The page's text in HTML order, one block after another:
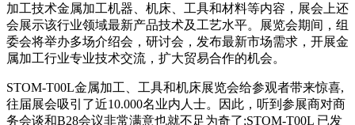
加工技术金属加工机器、机床、工具和材料等内容，展会上还
会展示该行业领域最新产品技术及工艺水平。展览会期间，组
委会将举办多场介绍会，研讨会，发布最新市场需求，开展金
属加工行业专业技术交流，扩大贸易合作的机会。
STOM-T00L金属加工、工具和机床展览会给参观者带来惊喜,
往届展会吸引了近10.000名业内人士。因此，听到参展商对商
务会谈和B28会议非常满意也就不足为奇了;STOM-T00L 已发